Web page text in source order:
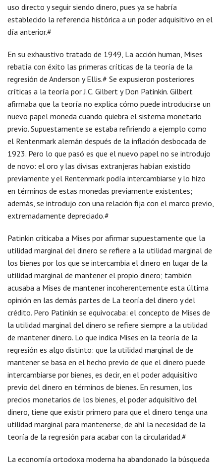
uso directo y seguir siendo dinero, pues ya se habría
establecido la referencia histórica a un poder adquisitivo en el
día anterior.#
En su exhaustivo tratado de 1949, La acción human, Mises
rebatía con éxito las primeras críticas de la teoría de la
regresión de Anderson y Ellis.# Se expusieron posteriores
críticas a la teoría por J.C. Gilbert y Don Patinkin. Gilbert
afirmaba que la teoría no explica cómo puede introducirse un
nuevo papel moneda cuando quiebra el sistema monetario
previo. Supuestamente se estaba refiriendo a ejemplo como
el Rentenmark alemán después de la inflación desbocada de
1923. Pero lo que pasó es que el nuevo papel no se introdujo
de novo: el oro y las divisas extranjeras habían existido
previamente y el Rentenmark podía intercambiarse y lo hizo
en términos de estas monedas previamente existentes;
además, se introdujo con una relación fija con el marco previo,
extremadamente depreciado.#
Patinkin criticaba a Mises por afirmar supuestamente que la
utilidad marginal del dinero se refiere a la utilidad marginal de
los bienes por los que se intercambia el dinero en lugar de la
utilidad marginal de mantener el propio dinero; también
acusaba a Mises de mantener incoherentemente esta última
opinión en las demás partes de La teoría del dinero y del
crédito. Pero Patinkin se equivocaba: el concepto de Mises de
la utilidad marginal del dinero se refiere siempre a la utilidad
de mantener dinero. Lo que indica Mises en la teoría de la
regresión es algo distinto: que la utilidad marginal de de
mantener se basa en el hecho previo de que el dinero puede
intercambiarse por bienes, es decir, en el poder adquisitivo
previo del dinero en términos de bienes. En resumen, los
precios monetarios de los bienes, el poder adquisitivo del
dinero, tiene que existir primero para que el dinero tenga una
utilidad marginal para mantenerse, de ahí la necesidad de la
teoría de la regresión para acabar con la circularidad.#
La economía ortodoxa moderna ha abandonado la búsqueda